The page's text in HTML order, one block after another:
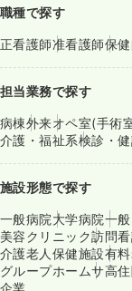
職種で探す
正看護師准看護師保
担当業務で探す
病棟外来オペ室(手術
介護・福祉系検診・
施設形態で探す
一般病院大学病院一
美容クリニック訪問
介護老人保健施設有
グループホームサ高住